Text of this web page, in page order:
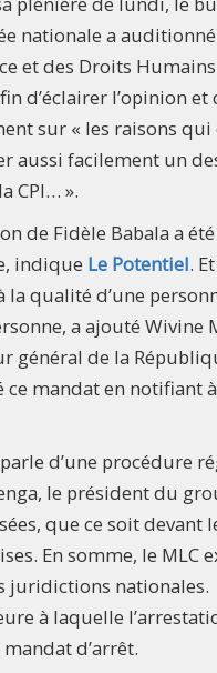
nationale a
et des Droits
d’éclairer l’opinion et
sur « les raisons qui
aussi facilement un
CPI… ».
de Fidèle Babala a
indique Le Potentiel.
qualité d’une
a ajouté Wivine
général de la
mandat en notifiant à
d’une procédure
le président du
que ce soit devant
En somme, le MLC
juridictions nationales.
à laquelle
d’arrêt.